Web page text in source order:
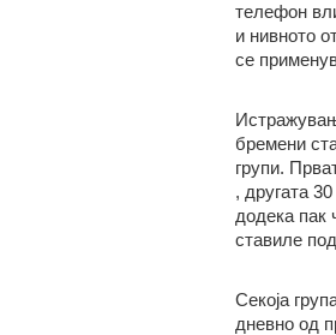
телефон
и нивното
се
бремени
групи.
, другата
додека пак
ставиле
Секоја
дневно од